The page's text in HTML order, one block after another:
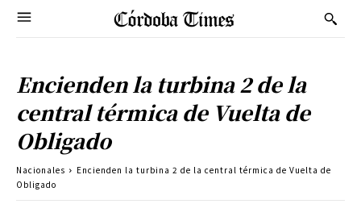
Encienden la turbina 2 de la
central térmica de Vuelta de
Obligado
Nacionales
Encienden la turbina 2 de la central térmica de Vuelta de
Obligado